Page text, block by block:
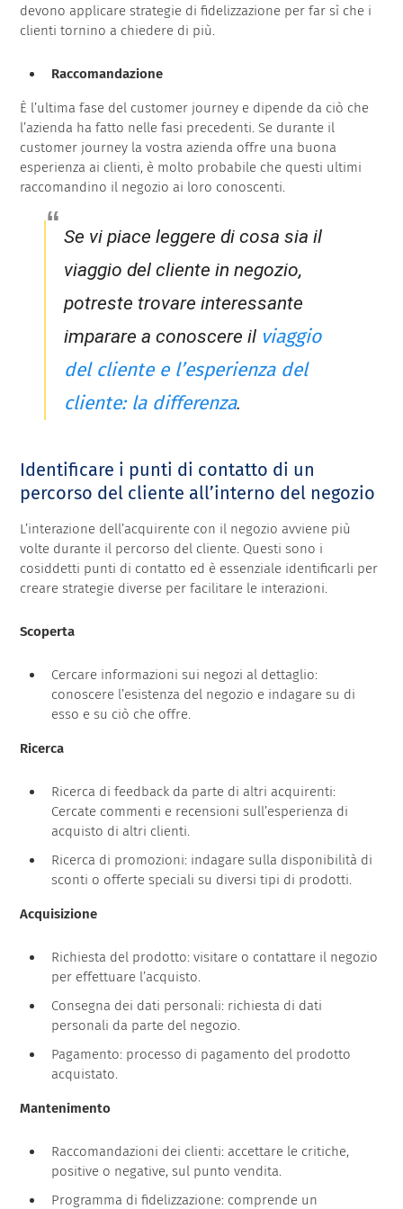
devono applicare strategie di fidelizzazione per far sì che i
clienti tornino a chiedere di più.
Raccomandazione
È l’ultima fase del customer journey e dipende da ciò che
l’azienda ha fatto nelle fasi precedenti. Se durante il
customer journey la vostra azienda offre una buona
esperienza ai clienti, è molto probabile che questi ultimi
raccomandino il negozio ai loro conoscenti.
Se vi piace leggere di cosa sia il
viaggio del cliente in negozio,
potreste trovare interessante
imparare a conoscere il viaggio
del cliente e l’esperienza del
cliente: la differenza.
Identificare i punti di contatto di un
percorso del cliente all’interno del negozio
L’interazione dell’acquirente con il negozio avviene più
volte durante il percorso del cliente. Questi sono i
cosiddetti punti di contatto ed è essenziale identificarli per
creare strategie diverse per facilitare le interazioni.
Scoperta
Cercare informazioni sui negozi al dettaglio:
conoscere l’esistenza del negozio e indagare su di
esso e su ciò che offre.
Ricerca
Ricerca di feedback da parte di altri acquirenti:
Cercate commenti e recensioni sull’esperienza di
acquisto di altri clienti.
Ricerca di promozioni: indagare sulla disponibilità di
sconti o offerte speciali su diversi tipi di prodotti.
Acquisizione
Richiesta del prodotto: visitare o contattare il negozio
per effettuare l’acquisto.
Consegna dei dati personali: richiesta di dati
personali da parte del negozio.
Pagamento: processo di pagamento del prodotto
acquistato.
Mantenimento
Raccomandazioni dei clienti: accettare le critiche,
positive o negative, sul punto vendita.
Programma di fidelizzazione: comprende un